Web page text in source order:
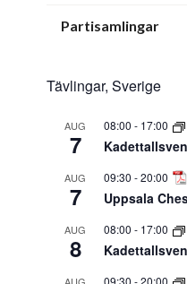
Partisamlingar
Tävlingar, Sverige
AUG
7
08:00 - 17:00
AUG
7
09:30 -20:00
Uppsala
AUG
8
08:00 - 17:00
09:30 -20:00